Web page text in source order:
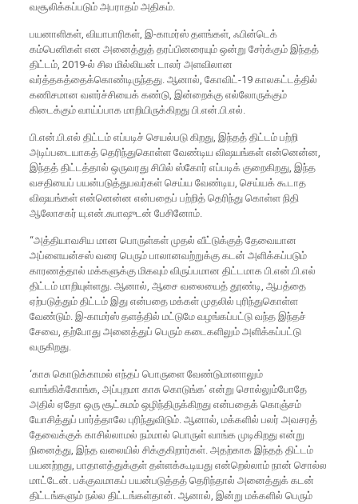
வசூலிக்கப்படும் அபராதம் அதிகம்.
பயனாளிகள், வியாபாரிகள், இ-காமர்ஸ் தளங்கள், ஃபின்டெக்
கம்பெனிகள் என அனைத்துத் தரப்பினரையும் ஒன்று சேர்க்கும் இந்தத்
திட்டம், 2019-ல் சில மில்லியன் டாலர் அளவிலான
வர்த்தகத்தைக்கொண்டிருந்தது. ஆனால், கோவிட்-19 காலகட்டத்தில்
கணிசமான வளர்ச்சியைக் கண்டு, இன்றைக்கு எல்லோருக்கும்
கிடைக்கும் வாய்ப்பாக மாறியிருக்கிறது பி.என்.பி.எல்.
பி.என்.பி.எல் திட்டம் எப்படிச் செயல்படு கிறது, இந்தத் திட்டம் பற்றி
அடிப்படையாகத் தெரிந்துகொள்ள வேண்டிய விஷயங்கள் என்னென்ன,
இந்தத் திட்டத்தால் ஒருவரது சிபில் ஸ்கோர் எப்படிக் குறைகிறது, இந்த
வசதியைப் பயன்படுத்துபவர்கள் செய்ய வேண்டிய, செய்யக் கூடாத
விஷயங்கள் என்னென்ன என்பதைப் பற்றித் தெரிந்து கொள்ள நிதி
ஆலோசகர் யு.என்.சுபாஷுடன் பேசினோம்.
“அத்தியாவசிய மான பொருள்கள் முதல் வீட்டுக்குத் தேவையான
அப்ளையன்சஸ் வரை பெரும் பாலானவற்றுக்கு கடன் அளிக்கப்படும்
காரணத்தால் மக்களுக்கு மிகவும் விருப்பமான திட்டமாக பி.என்.பி.எல்
திட்டம் மாறியுள்ளது. ஆனால், ஆசை வலையைத் தூண்டி, ஆபத்தை
ஏற்படுத்தும் திட்டம் இது என்பதை மக்கள் முதலில் புரிந்துகொள்ள
வேண்டும். இ-காமர்ஸ் தளத்தில் மட்டுமே வழங்கப்பட்டு வந்த இந்தச்
சேவை, தற்போது அனைத்துப் பெரும் கடைகளிலும் அளிக்கப்பட்டு
வருகிறது.
‘காசு கொடுக்காமல் எந்தப் பொருளை வேண்டுமானாலும்
வாங்கிக்கோங்க, அப்புறமா காசு கொடுங்க’ என்று சொல்லும்போதே
அதில் ஏதோ ஒரு சூட்சுமம் ஒழிந்திருக்கிறது என்பதைக் கொஞ்சம்
யோசித்துப் பார்த்தாலே புரிந்துவிடும். ஆனால், மக்களில் பலர் அவசரத்
தேவைக்குக் காசில்லாமல் நம்மால் பொருள் வாங்க முடிகிறது என்று
நினைத்து, இந்த வலையில் சிக்குகிறார்கள். அதற்காக இந்தத் திட்டம்
பயனற்றது, பாதாளத்துக்குள் தள்ளக்கூடியது என்றெல்லாம் நான் சொல்ல
மாட்டேன். பக்குவமாகப் பயன்படுத்தத் தெரிந்தால் அனைத்துக் கடன்
திட்டங்களும் நல்ல திட்டங்கள்தான். ஆனால், இன்று மக்களில் பெரும்